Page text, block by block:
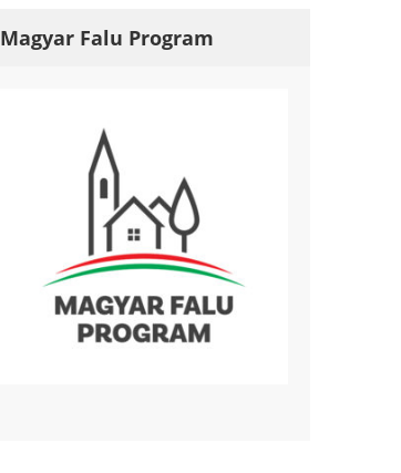
Magyar Falu Program